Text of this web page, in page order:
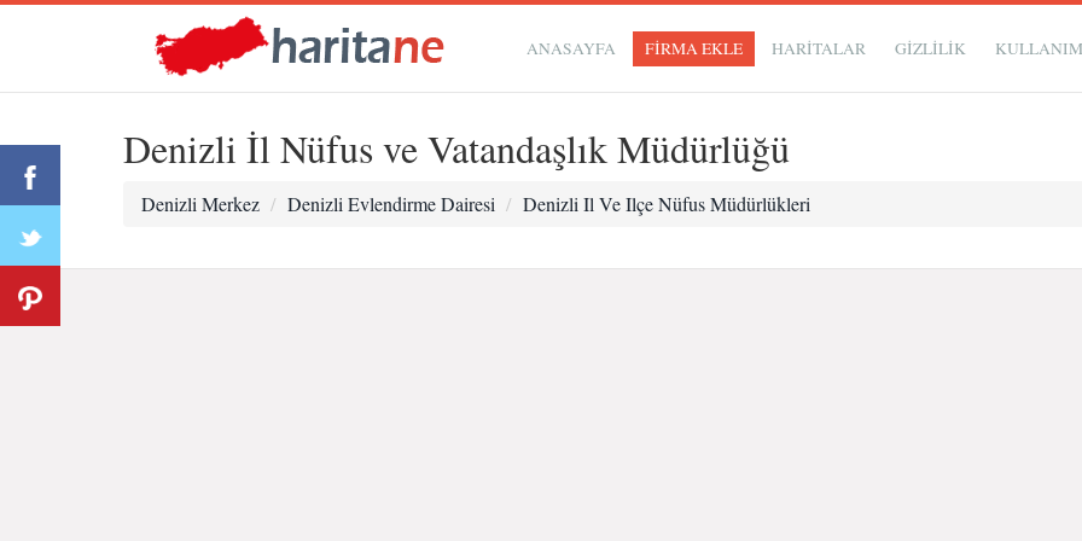
ANASAYFA FİRMA EKLE HARİTALAR GIZLILIK
Denizli İl Nüfus ve Vatandaşlık Müdürlüğü
Denizli Merkez Denizli Evlendirme Dairesi Denizli Il Ve Ilçe Nüfus Müdürlükleri